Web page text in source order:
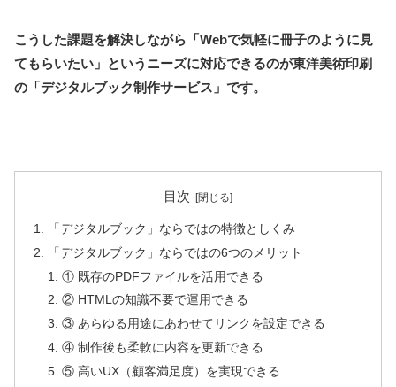
こうした課題を解決しながら「Webで気軽に冊子のように見
てもらいたい」というニーズに対応できるのが東洋美術印刷
の「デジタルブック制作サービス」です。
目次
「デジタルブック」ならではの特徴としくみ
「デジタルブック」ならではの6つのメリット
① 既存のPDFファイルを活用できる
② HTMLの知識不要で運用できる
③ あらゆる用途にあわせてリンクを設定できる
④ 制作後も柔軟に内容を更新できる
⑤ 高いUX（顧客満足度）を実現できる